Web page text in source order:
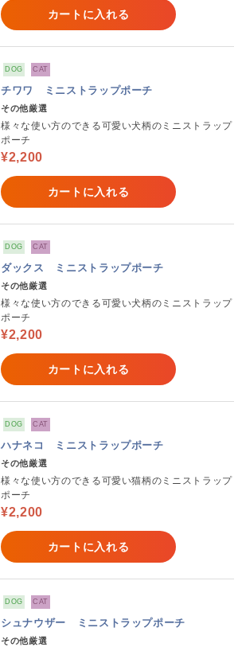
カートに入れる
DOG CAT
チワワ ミニストラップポーチ
その他厳選
様々な使い方のできる可愛い犬柄のミニストラップ
ポーチ
¥2,200
カートに入れる
DOG CAT
ダックス ミニストラップポーチ
その他厳選
様々な使い方のできる可愛い犬柄のミニストラップ
ポーチ
¥2,200
カートに入れる
DOG CAT
ハナネコ ミニストラップポーチ
その他厳選
様々な使い方のできる可愛い猫柄のミニストラップ
ポーチ
¥2,200
カートに入れる
DOG CAT
シュナウザー ミニストラップポーチ
その他厳選